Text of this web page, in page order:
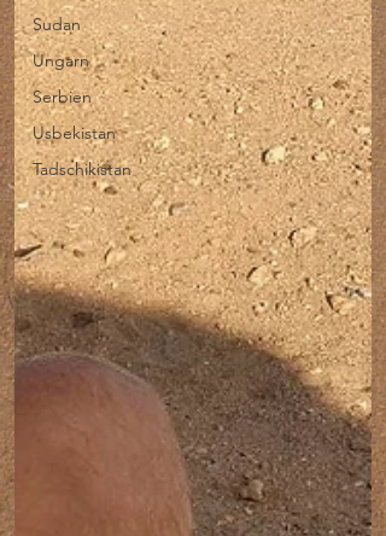
Sudan
Ungarn
Serbien
Usbekistan
Tadschikistan